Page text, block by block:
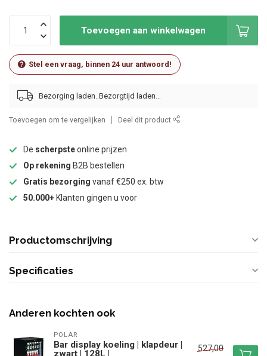
Toevoegen aan winkelwagen
Stel een vraag, binnen 24 uur antwoord!
Bezorging laden..
Toevoegen om te vergelijken Deel dit product
De scherpsteonline prijzen
Op rekening B2B bestellen
Gratis bezorging vanaf €250 ex. btw
50.000+ Klanten gingen u voor
Productomschrijving
Specificaties
Anderen kochten ook
POLAR
Bar display koeling | klapdeur |
zwart | 128L |
527,00